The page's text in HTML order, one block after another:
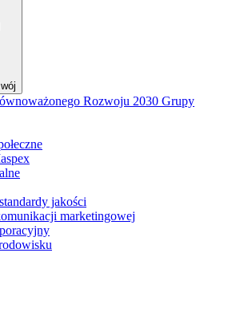
Rozwoju 2030 Grupy
jakości
marketingowej